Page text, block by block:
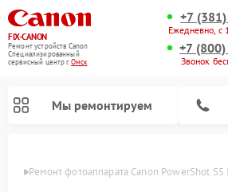
FIX-CANON
Ремонт устройств Canon
Специализированный
cервисный центр г.Омск
+7
Ежедневно,
+7
Звонок
Мы ремонтируем
Ремонт фотоаппарата Canon PowerShot S5